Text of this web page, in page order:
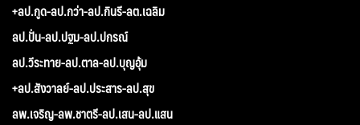
+ลป.กูด-ลป.กว่า-ลป.กินรี-ลต.เฉลิม
ลป.ปั่น-ลป.ปฐม-ลป.ปกรณ์
ลป.วีระทาย-ลป.ตาล-ลป.บุญอุ้ม
+ลป.สังวาลย์-ลป.ประสาร-ลป.สุข
ลพ.เจริญ-ลพ.ชาตรี-ลป.เสน-ลป.แสน